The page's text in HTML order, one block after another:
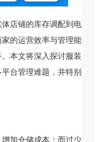
店铺的库存调配到电
的运营效率与管理能
本文将深入探讨服装
台管理难题，并特别
加仓储成本；而过少